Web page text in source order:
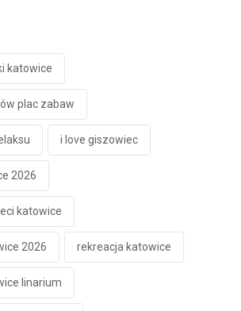
katowice
plac zabaw
i love giszowiec
2026
katowice
2026 rekreacja katowice
linarium